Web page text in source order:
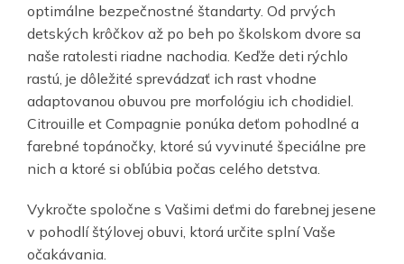
optimálne bezpečnostné štandarty. Od prvých
detských krôčkov až po beh po školskom dvore sa
naše ratolesti riadne nachodia. Keďže deti rýchlo
rastú, je dôležité sprevádzať ich rast vhodne
adaptovanou obuvou pre morfológiu ich chodidiel.
Citrouille et Compagnie ponúka deťom pohodlné a
farebné topánočky, ktoré sú vyvinuté špeciálne pre
nich a ktoré si obľúbia počas celého detstva.
Vykročte spoločne s Vašimi deťmi do farebnej jesene
v pohodlí štýlovej obuvi, ktorá určite splní Vaše
očakávania.